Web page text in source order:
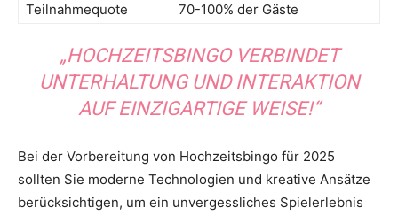
Teilnahmequote
70-100% der Gäste
„HOCHZEITSBINGO VERBINDET
UNTERHALTUNG UND INTERAKTION
AUF EINZIGARTIGE WEISE!“
Bei der Vorbereitung von Hochzeitsbingo für 2025
sollten Sie moderne Technologien und kreative Ansätze
berücksichtigen, um ein unvergessliches Spielerlebnis